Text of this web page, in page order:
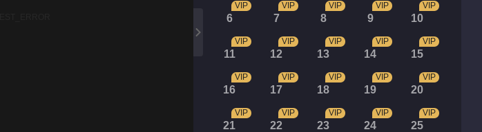
6
VIP
7
VIP
8
VIP
9
VIP
10
VIP
11
VIP
12
VIP
13
VIP
14
VIP
15
VIP
16
VIP
17
VIP
18
VIP
19
VIP
20
VIP
21
VIP
22
VIP
23
VIP
24
VIP
25
VIP